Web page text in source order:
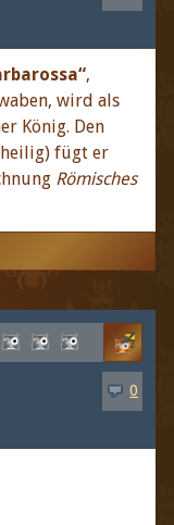
,
wird als
König. Den
fügt er
Römisches
0